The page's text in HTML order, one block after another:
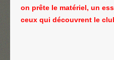
on prête le matériel, un
ceux qui découvrent le